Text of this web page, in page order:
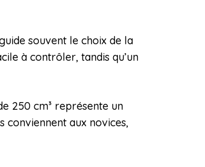
souvent le choix de la
à contrôler, tandis qu’un
250 cm³ représente un
aux novices,